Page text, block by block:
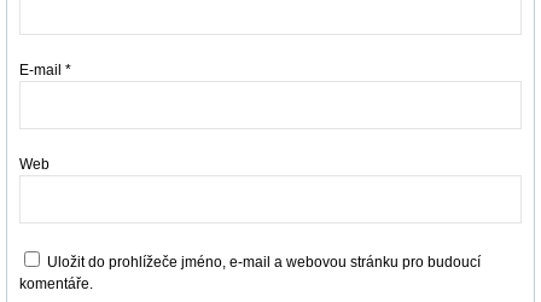
E-mail *
Web
Uložit do prohlížeče jméno, e-mail a webovou stránku pro budoucí
komentáře.